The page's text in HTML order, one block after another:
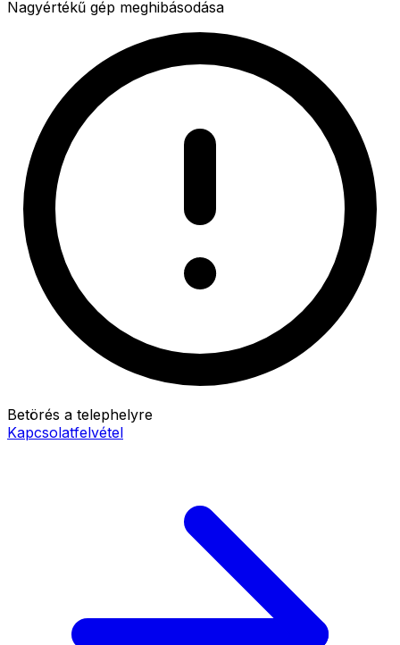
Nagyértékű gép meghibásodása
Betörés a telephelyre
Kapcsolatfelvétel